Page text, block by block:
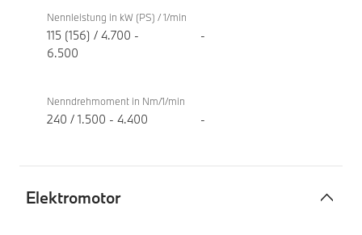
Nennleistung in kW (PS) / 1/min
115 (156) / 4.700 -
6.500
-
Nenndrehmoment in Nm/1/min
240 / 1.500 - 4.400 -
Elektromotor